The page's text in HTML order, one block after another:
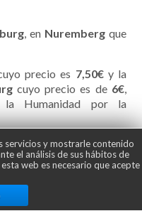
, en Nuremberg que
precio es 7,50€y la
cuyo precio es de 6€
la Humanidad por la
la admisión a todos
no ofrece ningún tipo
muy concurridos
este caso en concreto lo
a través de la web
servicios y mostrarle contenido
el análisis de sus hábitos de
web es necesario que acepte